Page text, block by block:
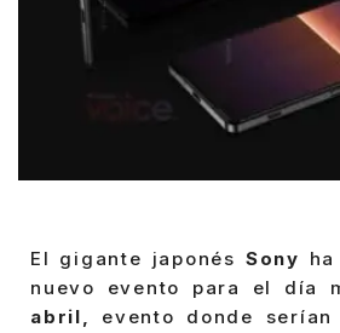
El gigante japonés Sony
nuevo evento para el día
abril, evento donde